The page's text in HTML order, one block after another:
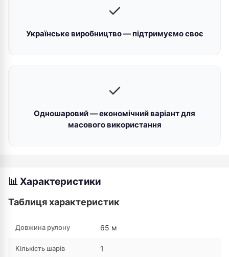
✓
Українське виробництво — підтримуємо своє
✓
Одношаровий — економічний варіант для
масового використання
📊 Характеристики
Таблиця характеристик
Довжина рулону 65 м
Кількість шарів 1